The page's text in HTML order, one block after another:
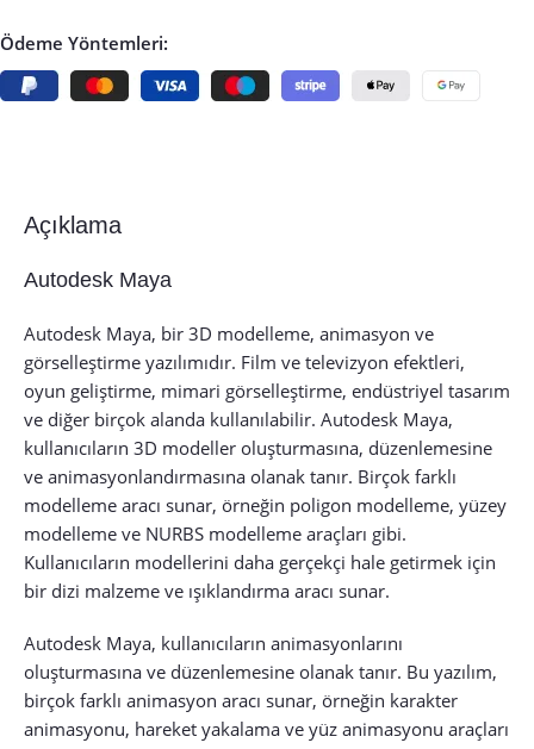
Ödeme Yöntemleri:
Açıklama
Autodesk Maya
Autodesk Maya, bir 3D modelleme, animasyon ve
görselleştirme yazılımıdır. Film ve televizyon efektleri,
oyun geliştirme, mimari görselleştirme, endüstriyel tasarım
ve diğer birçok alanda kullanılabilir. Autodesk Maya,
kullanıcıların 3D modeller oluşturmasına, düzenlemesine
ve animasyonlandırmasına olanak tanır. Birçok farklı
modelleme aracı sunar, örneğin poligon modelleme, yüzey
modelleme ve NURBS modelleme araçları gibi.
Kullanıcıların modellerini daha gerçekçi hale getirmek için
bir dizi malzeme ve ışıklandırma aracı sunar.
Autodesk Maya, kullanıcıların animasyonlarını
oluşturmasına ve düzenlemesine olanak tanır. Bu yazılım,
birçok farklı animasyon aracı sunar, örneğin karakter
animasyonu, hareket yakalama ve yüz animasyonu araçları